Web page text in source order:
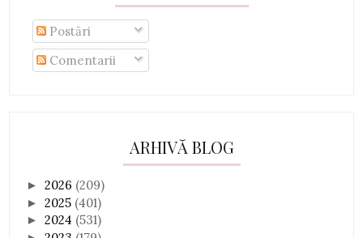
Postări
Comentarii
ARHIVĂ BLOG
►2026 (209)
►2025 (401)
►2024 (531)